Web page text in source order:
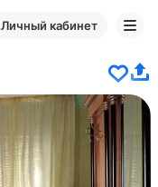
Личный кабинет